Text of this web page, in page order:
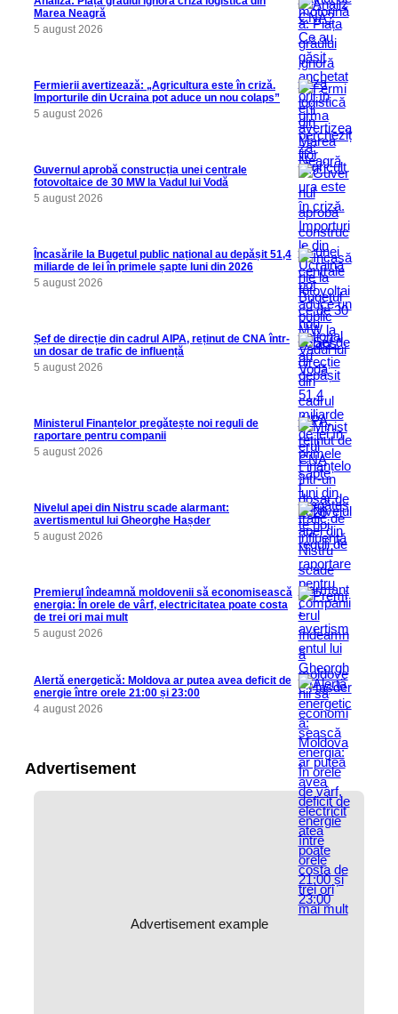
Marea Neagră
5 august 2026
Fermierii avertizează: „Agricultura este în criză.
Importurile din Ucraina pot aduce un nou colaps”
5 august 2026
Guvernul aprobă construcția unei centrale
fotovoltaice de 30 MW la Vadul lui Vodă
5 august 2026
Încasările la Bugetul public național au depășit 51,4
miliarde de lei în primele șapte luni din 2026
5 august 2026
Șef de direcție din cadrul AIPA, reținut de CNA într-
un dosar de trafic de influență
5 august 2026
Ministerul Finanțelor pregătește noi reguli de
raportare pentru companii
5 august 2026
Nivelul apei din Nistru scade alarmant:
avertismentul lui Gheorghe Hașder
5 august 2026
Premierul îndeamnă moldovenii să economisească
energia: În orele de vârf, electricitatea poate costa
de trei ori mai mult
5 august 2026
Alertă energetică: Moldova ar putea avea deficit de
energie între orele 21:00 și 23:00
4 august 2026
Advertisement
Advertisement example